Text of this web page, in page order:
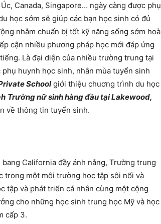
Canada, Singapore… ngày càng được phụ
học sớm sẽ giúp các bạn học sinh có đủ
nhằm chuẩn bị tốt kỹ năng sống sớm hoà
cận nhiều phương pháp học mới đáp ứng
Là đại diện của nhiều trường trung tại
huynh học sinh, nhân mùa tuyển sinh
Schoolgiới thiệu chuơng trình du học
Trường nữ sinh hàng đầu tại Lakewood,
về thông tin tuyển sinh.
California đầy ánh nắng, Trường trung
trong một môi trường học tập sôi nổi và
tập và phát triển cá nhân cùng một cộng
cho những học sinh trung học Mỹ và học
cấp 3.